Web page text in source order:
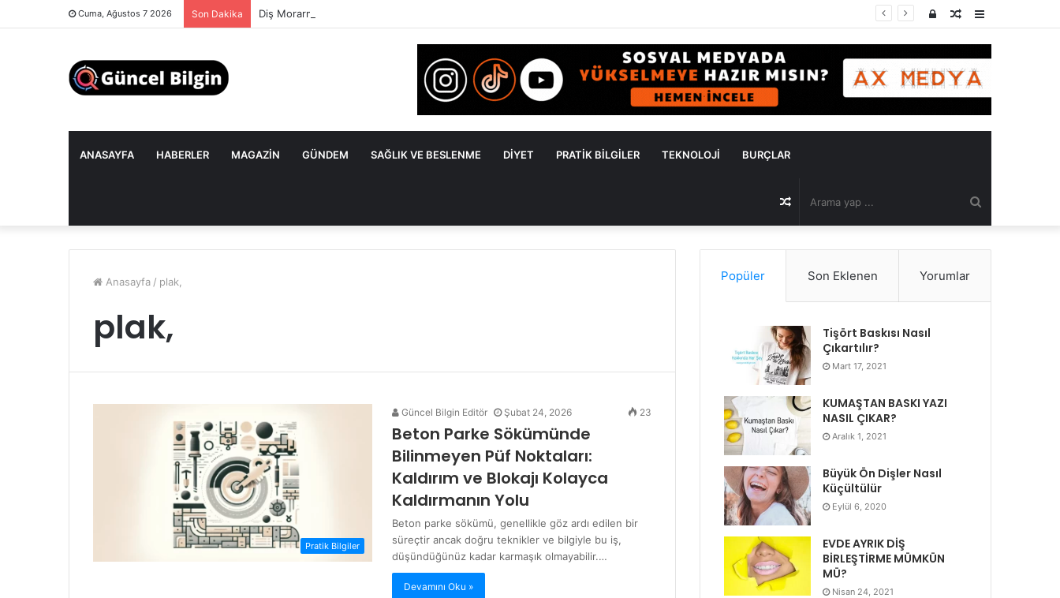
Cuma, Ağustos 7 2026 Son Dakika Diş Morarması: Gözden Kaçan Nedenler ve Etkili Çözüm Yöntemleri
Bölmesi
Rastgele
Makale
Kayıt
Ol
ANASAYFA HABERLER MAGAZIN GÜNDEM SAĞLIK VE BESLENME DIYET PRATIK BILGILER TEKNOLOJI BURÇLAR
yap
Rastgele
Makale
Anasayfa / plak,
plak,
Pratik Bilgiler
Güncel Bilgin Editör Şubat 24, 2026 23
Beton Parke Sökümünde
Bilinmeyen Püf Noktaları:
Kaldırım ve Blokajı Kolayca
Kaldırmanın Yolu
Beton parke sökümü, genellikle göz ardı edilen bir
süreçtir ancak doğru teknikler ve bilgiyle bu iş,
düşündüğünüz kadar karmaşık olmayabilir.…
Devamını Oku »
Popüler Son Eklenen Yorumlar
Tişört Baskısı Nasıl
Çıkartılır?
Mart 17, 2021
KUMAŞTAN BASKI YAZI
NASIL ÇIKAR?
Aralık 1, 2021
Büyük Ön Dişler Nasıl
Küçültülür
Eylül 6, 2020
EVDE AYRIK DİŞ
BİRLEŞTİRME MÜMKÜN
MÜ?
Nisan 24, 2021